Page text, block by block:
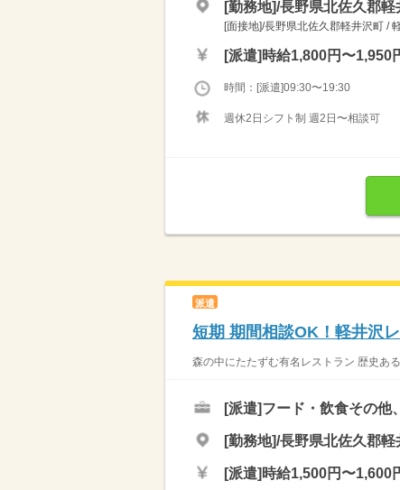
[勤務地]/長野県北佐久郡
[面接地]/長野県北佐久郡軽井沢町 /
[派遣] 時給1,800円〜1,950
時間：[派遣]09:30〜19:30
週休2日シフト制 週2日〜相談可
派遣
短期 期間相談OK！軽井沢
森の中にたたずむ有名レストラン 歴史あ
[派遣]フード・飲食その他
[勤務地]/長野県北佐久郡
[派遣] 時給1,500円〜1,600